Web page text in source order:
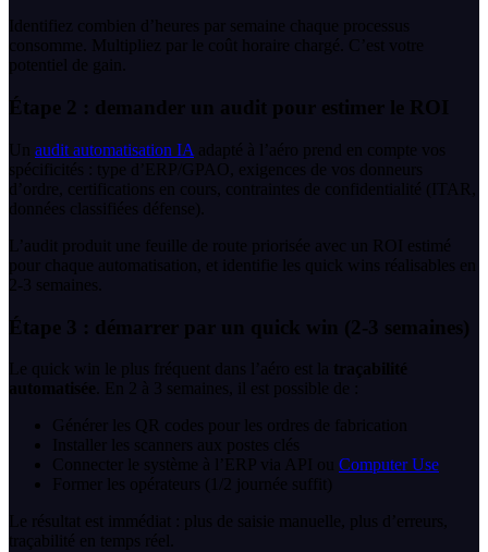
Identifiez combien d’heures par semaine chaque processus
consomme. Multipliez par le coût horaire chargé. C’est votre
potentiel de gain.
Étape 2 : demander un audit pour estimer le ROI
Un audit automatisation IA adapté à l’aéro prend en compte vos
spécificités : type d’ERP/GPAO, exigences de vos donneurs
d’ordre, certifications en cours, contraintes de confidentialité (ITAR,
données classifiées défense).
L’audit produit une feuille de route priorisée avec un ROI estimé
pour chaque automatisation, et identifie les quick wins réalisables en
2-3 semaines.
Étape 3 : démarrer par un quick win (2-3 semaines)
Le quick win le plus fréquent dans l’aéro est la traçabilité
automatisée . En 2 à 3 semaines, il est possible de :
Générer les QR codes pour les ordres de fabrication
Installer les scanners aux postes clés
Connecter le système à l’ERP via API ou Computer Use
Former les opérateurs (1/2 journée suffit)
Le résultat est immédiat : plus de saisie manuelle, plus d’erreurs,
traçabilité en temps réel.